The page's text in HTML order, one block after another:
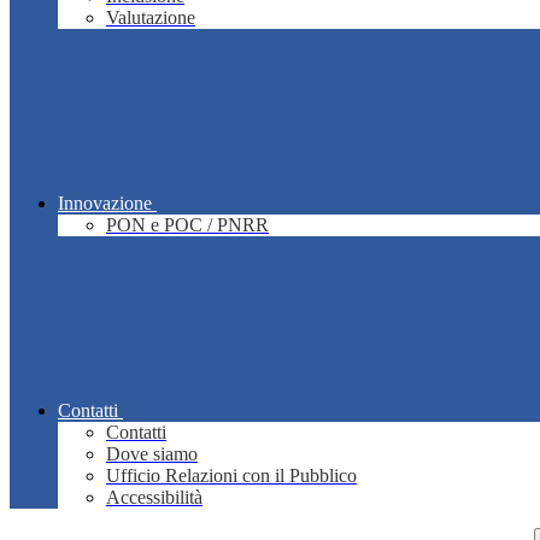
Valutazione
Innovazione
PON e POC / PNRR
Contatti
Contatti
Dove siamo
Ufficio Relazioni con il Pubblico
Accessibilità